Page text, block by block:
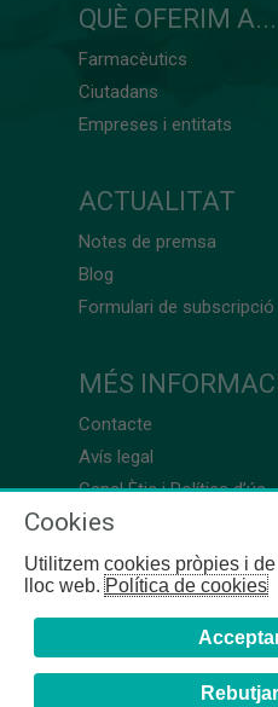
QUÈ OFERIM A...
Farmacèutics
Ciutadans
Empreses i entitats
ACTUALITAT
Notes de premsa
Blog
Formulari de subscripció
MÉS
Contacte
Avís legal
Canal Ètic i Política d’ús
Cookies
Utilitzem cookies pròpies i
lloc web.Política de cookies